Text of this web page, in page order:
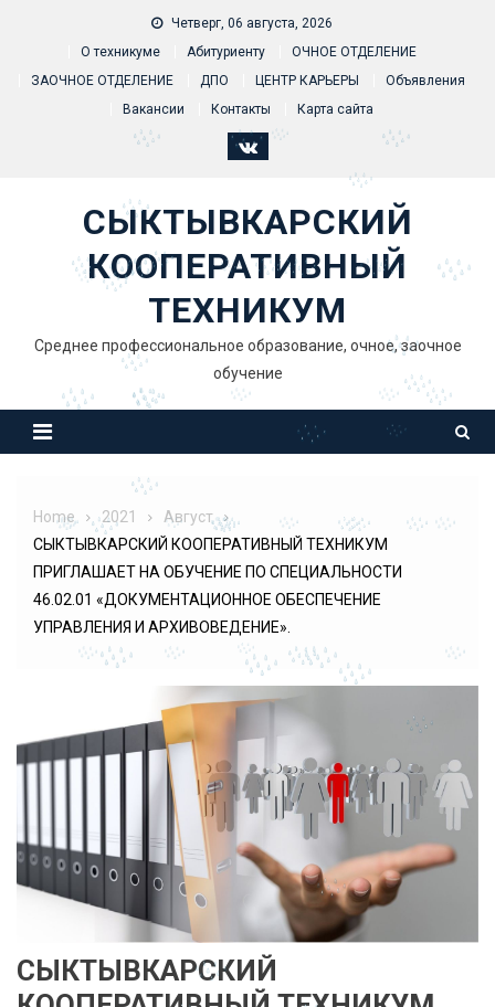
Четверг, 06 августа, 2026
О техникуме
Абитуриенту
ОЧНОЕ ОТДЕЛЕНИЕ
ЗАОЧНОЕ ОТДЕЛЕНИЕ
ДПО ЦЕНТР КАРЬЕРЫ
Объявления
Вакансии
Контакты Карта сайта
СЫКТЫВКАРСКИЙ
КООПЕРАТИВНЫЙ
ТЕХНИКУМ
Среднее профессиональное образование, очное, заочное
обучение
Home 2021
Август
СЫКТЫВКАРСКИЙ КООПЕРАТИВНЫЙ ТЕХНИКУМ
ПРИГЛАШАЕТ НА ОБУЧЕНИЕ ПО СПЕЦИАЛЬНОСТИ
46.02.01 «ДОКУМЕНТАЦИОННОЕ ОБЕСПЕЧЕНИЕ
УПРАВЛЕНИЯ И АРХИВОВЕДЕНИЕ».
СЫКТЫВКАРСКИЙ